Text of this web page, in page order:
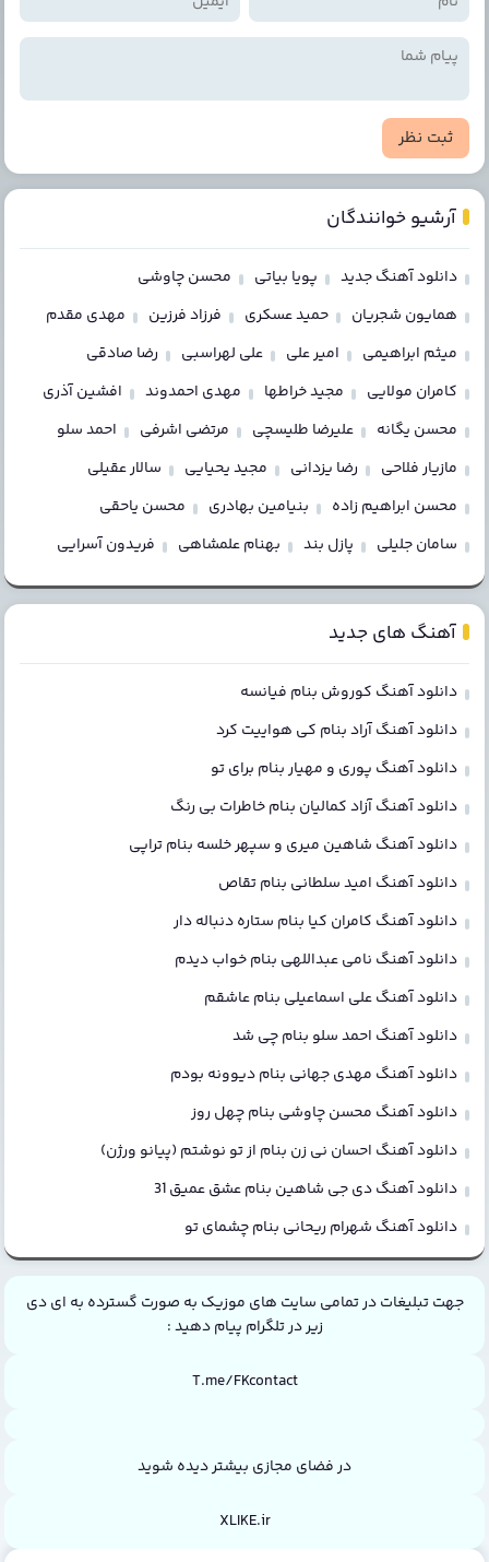
ثبت نظر
آرشیو خوانندگان
دانلود آهنگ جدید پویا بیاتی
محسن چاوشی
همایون شجریان
حمید عسکری فرزاد فرزین
مهدی مقدم
میثم ابراهیمی
امیر علی علی لهراسبی
رضا صادقی
کامران مولایی
مجید خراطها مهدی احمدوند
افشین آذری
محسن یگانه
علیرضا طلیسچی مرتضی اشرفی
احمد سلو
مازیار فلاحی
رضا یزدانی مجید یحیایی
سالار عقیلی
محسن ابراهیم زاده
بنیامین بهادری
محسن یاحقی
سامان جلیلی
پازل بند بهنام علمشاهی فریدون آسرایی
آهنگ های جدید
دانلود آهنگ کوروش بنام فیانسه
دانلود آهنگ آراد بنام کی هواییت کرد
دانلود آهنگ پوری و مهیار بنام برای تو
دانلود آهنگ آزاد کمالیان بنام خاطرات بی رنگ
دانلود آهنگ شاهین میری و سپهر خلسه بنام تراپی
دانلود آهنگ امید سلطانی بنام تقاص
دانلود آهنگ کامران کیا بنام ستاره دنباله دار
دانلود آهنگ نامی عبداللهی بنام خواب دیدم
دانلود آهنگ علی اسماعیلی بنام عاشقم
دانلود آهنگ احمد سلو بنام چی شد
دانلود آهنگ مهدی جهانی بنام دیوونه بودم
دانلود آهنگ محسن چاوشی بنام چهل روز
دانلود آهنگ احسان نی زن بنام از تو نوشتم (پیانو ورژن)
دانلود آهنگ دی جی شاهین بنام عشق عمیق 31
دانلود آهنگ شهرام ریحانی بنام چشمای تو
جهت تبلیغات در تمامی سایت های موزیک به صورت گسترده به ای دی
زیر در تلگرام پیام دهید :
T.me/FKcontact
در فضای مجازی بیشتر دیده شوید
XLIKE.ir